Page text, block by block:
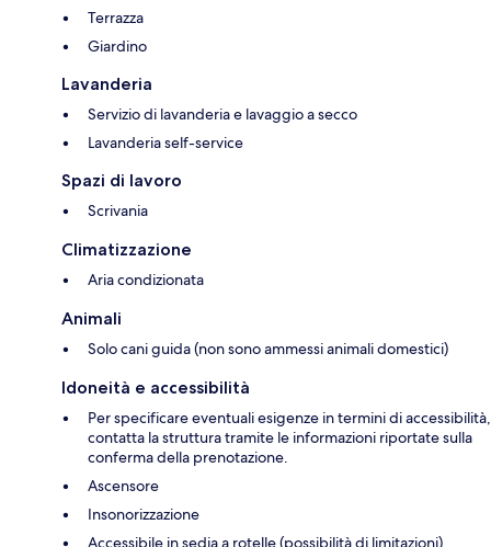
Terrazza
Giardino
Lavanderia
Servizio di lavanderia e lavaggio a secco
Lavanderia self-service
Spazi di lavoro
Scrivania
Climatizzazione
Aria condizionata
Animali
Solo cani guida (non sono ammessi animali domestici)
Idoneità e accessibilità
Per specificare eventuali esigenze in termini di accessibilità,
contatta la struttura tramite le informazioni riportate sulla
conferma della prenotazione.
Ascensore
Insonorizzazione
Accessibile in sedia a rotelle (possibilità di limitazioni)